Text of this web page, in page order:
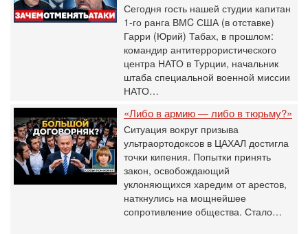
Сегодня гость нашей студии капитан
1-го ранга ВМC США (в отставке)
Гарри (Юрий) Табах, в прошлом:
командир антитеррористического
центра НАТО в Турции, начальник
штаба специальной военной миссии
НАТО…
«Либо в армию — либо в тюрьму?»
Ситуация вокруг призыва
ультраортодоксов в ЦАХАЛ достигла
точки кипения. Попытки принять
закон, освобождающий
уклоняющихся харедим от арестов,
наткнулись на мощнейшее
сопротивление общества. Стало…